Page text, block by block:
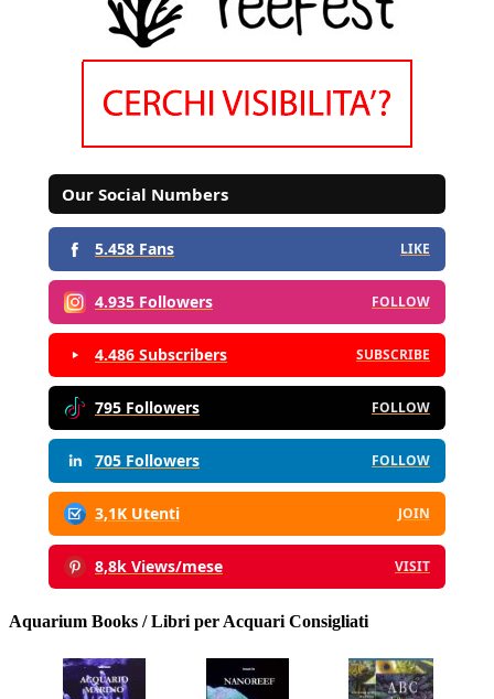
Our Social Numbers
5.458 Fans LIKE
4.935 Followers FOLLOW
4.486 Subscribers SUBSCRIBE
795 Followers FOLLOW
705 Followers FOLLOW
3,1K Utenti JOIN
8,8k Views/mese VISIT
Aquarium Books / Libri per Acquari Consigliati